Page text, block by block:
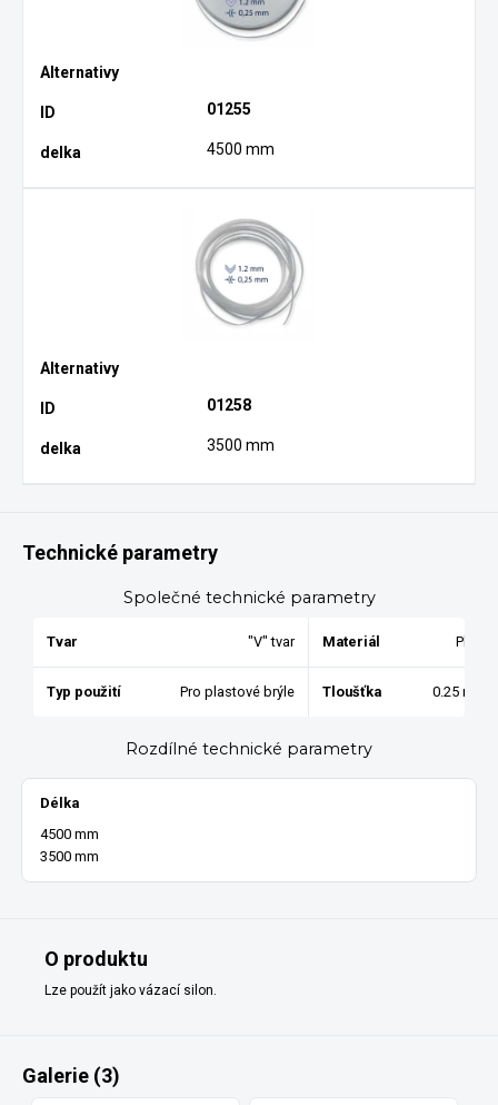
01255
4500 mm
01258
3500 mm
Technické parametry
Společné technické parametry
Tvar "V" tvar Materiál Plast
Typ použití Pro plastové brýle Tloušťka 0.25 mm
Rozdílné technické parametry
Délka
4500 mm
3500 mm
O produktu
Lze použít jako vázací silon.
Galerie (3)